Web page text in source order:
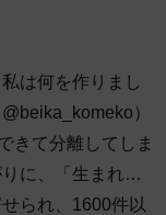
は何を作りまし
）
きて分離してしま
りに、「生まれ…
られ、1600件以